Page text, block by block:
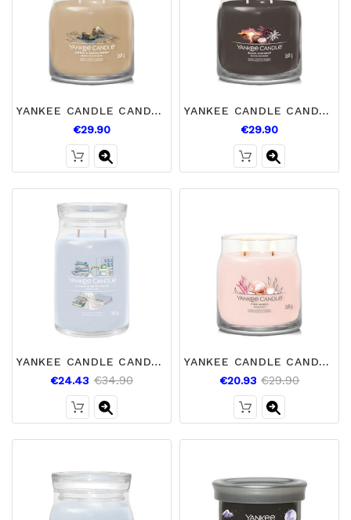
YANKEE CANDLE CANDELA MEDIA AMBER SANDALO
€29.90
YANKEE CANDLE CANDELA MEDIA BLACK COCONUT
€29.90
YANKEE CANDLE CANDELA GRANDE CALM AND QUIET
€24.43 €34.90
YANKEE CANDLE CANDELA MEDIA PINK SANDS
€20.93 €29.90